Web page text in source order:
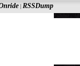
| RSSDump